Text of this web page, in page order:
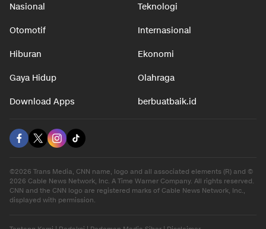
Nasional Teknologi
Otomotif Internasional
Hiburan Ekonomi
Gaya Hidup Olahraga
Download Apps berbuatbaik.id
©2026 Trans Media, CNN name, logo and all associated elements (R) and ©
2026 Cable News Network, Inc. A Time Warner Company. All rights reserved.
CNN and the CNN logo are registered marks of Cable News Network, Inc.,
displayed with permission.